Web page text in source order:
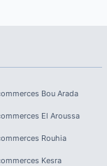
Bou Arada
El Aroussa
Rouhia
Kesra